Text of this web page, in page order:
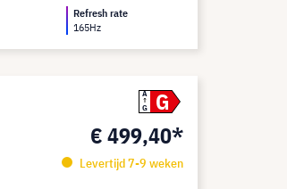
Refresh rate
165Hz
A
G
G
€ 499,40*
Levertijd 7-9 weken